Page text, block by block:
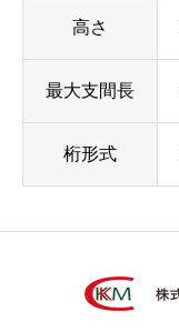
高さ
最大支間長
桁形式